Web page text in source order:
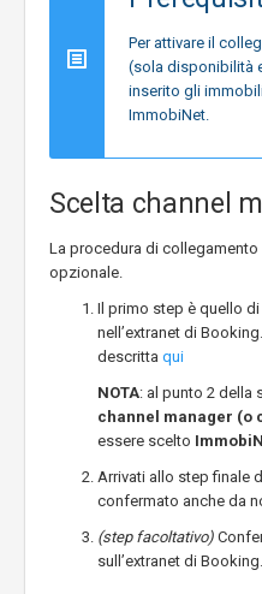
Per attivare il
(sola disponibilità
inserito gli
ImmobiNet.
Scelta channel
La procedura di
opzionale.
Il primo step è quello
nell’extranet di
descritta qui
NOTA: al punto 2 della
channel manager (o
essere scelto
Arrivati allo step finale
confermato anche da
(step facoltativo)
sull’extranet di